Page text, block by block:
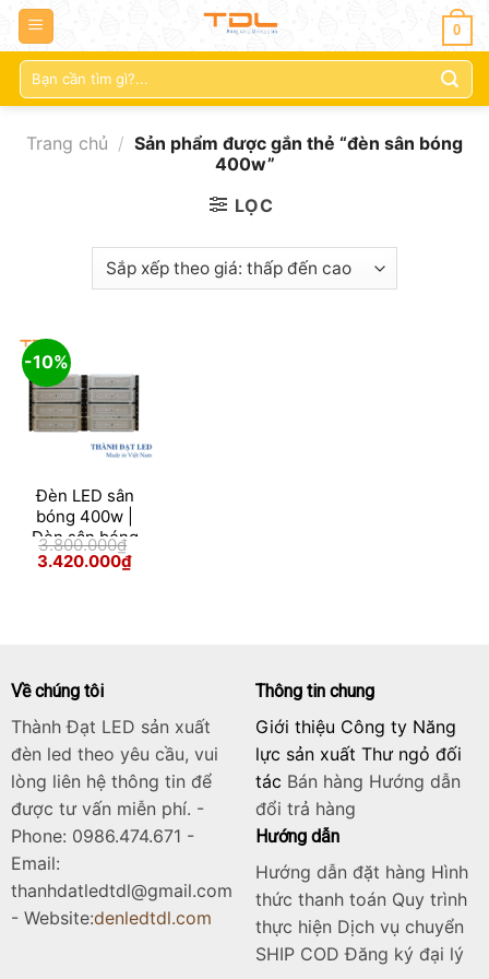
0
Tìm
kiếm:
Trang chủ / Sản phẩm được gắn thẻ “đèn sân bóng
400w”
LỌC
-10%
Đèn LED sân
bóng 400w |
Đèn sân bóng
400w module
3.800.000₫
Giá
gốc
3.420.000₫Giá
Về chúng tôi
Thành Đạt LED sản xuất
đèn led theo yêu cầu, vui
lòng liên hệ thông tin để
được tư vấn miễn phí. -
Phone: 0986.474.671 -
Email:
thanhdatledtdl@gmail.com
- Website:denledtdl.com
Thông tin chung
Giới thiệu Công ty Năng
lực sản xuất Thư ngỏ đối
tác Bán hàng Hướng dẫn
đổi trả hàng
Hướng dẫn
Hướng dẫn đặt hàng Hình
thức thanh toán Quy trình
thực hiện Dịch vụ chuyển
SHIP COD Đăng ký đại lý